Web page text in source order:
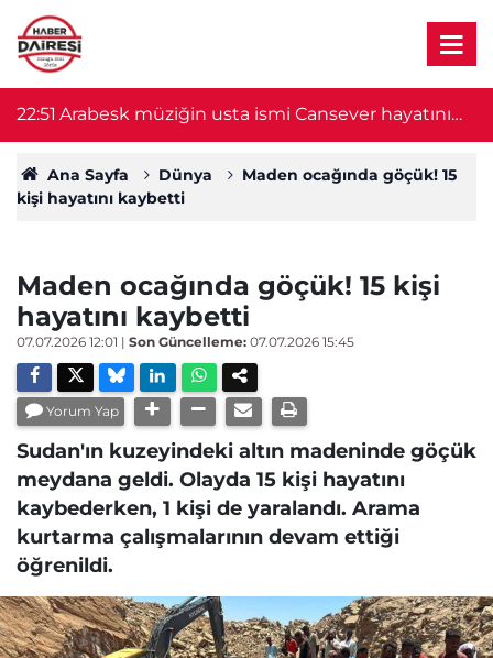
22:51 Arabesk müziğin usta ismi Cansever hayatını
kaybetti
Ana Sayfa Dünya
Maden ocağında göçük! 15
kişi hayatını kaybetti
Maden ocağında göçük! 15 kişi
hayatını kaybetti
07.07.2026 12:01 | Son Güncelleme: 07.07.2026 15:45
Yorum Yap
Sudan'ın kuzeyindeki altın madeninde göçük
meydana geldi. Olayda 15 kişi hayatını
kaybederken, 1 kişi de yaralandı. Arama
kurtarma çalışmalarının devam ettiği
öğrenildi.